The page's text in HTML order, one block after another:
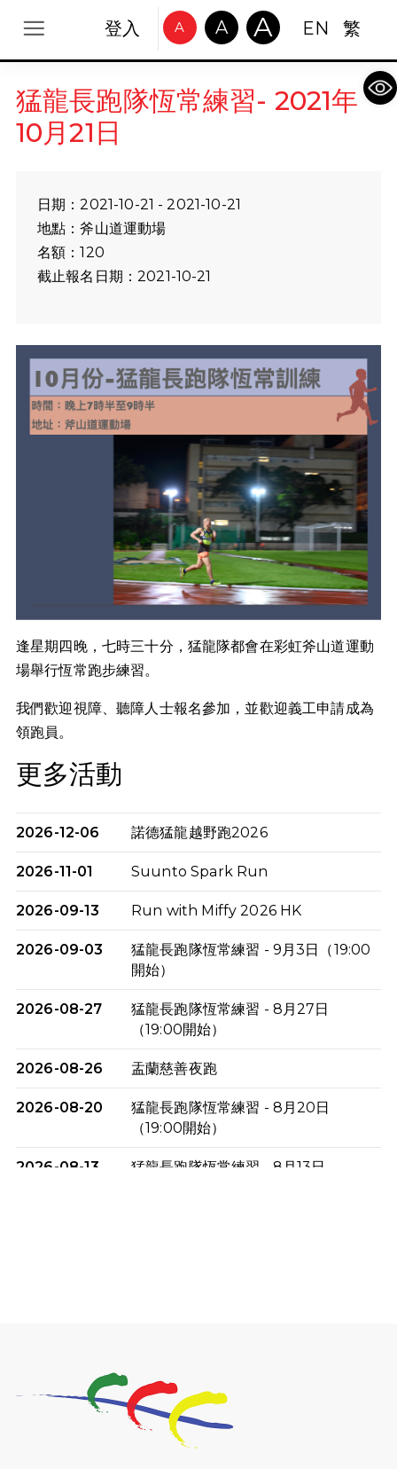
登入 A A A EN 繁
猛龍長跑隊恆常練習- 2021年
10月21日
日期：2021-10-21 - 2021-10-21
地點：斧山道運動場
名額：120
截止報名日期：2021-10-21
逢星期四晚，七時三十分，猛龍隊都會在彩虹斧山道運動
場舉行恆常跑步練習。
我們歡迎視障、聽障人士報名參加，並歡迎義工申請成為
領跑員。
更多活動
2026-12-06 諾德猛龍越野跑2026
2026-11-01 Suunto Spark Run
2026-09-13 Run with Miffy 2026 HK
2026-09-03
猛龍長跑隊恆常練習 - 9月3日（19:00
開始）
2026-08-27
猛龍長跑隊恆常練習 - 8月27日
（19:00開始）
2026-08-26 盂蘭慈善夜跑
2026-08-20
猛龍長跑隊恆常練習 - 8月20日
（19:00開始）
2026-08-13
猛龍長跑隊恆常練習 - 8月13日
2026-07-23
猛龍長跑隊恆常練習 - 7月23日
（19:00開始）
猛龍長跑隊恆常練習 - 7月16日